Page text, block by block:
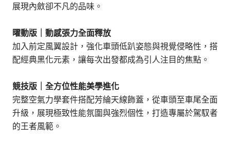
展現內斂卻不凡的品味。
曜動版｜動感張力全面釋放
加入前定風翼設計，強化車頭低趴姿態與視覺侵略性，搭
配經典黑化元素，讓每次出發都成為引人注目的焦點。
競技版｜全方位性能美學進化
完整空氣力學套件搭配芳綸天線飾蓋，從車頭至車尾全面
升級，展現極致性能氛圍與強烈個性，打造專屬於駕馭者
的王者風範。